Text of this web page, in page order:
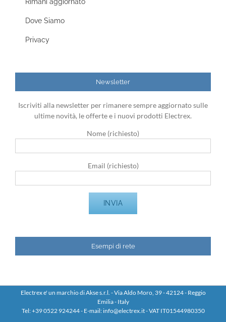
Dove Siamo
Privacy
Newsletter
Iscriviti alla newsletter per rimanere sempre aggiornato sulle
ultime novità, le offerte e i nuovi prodotti Electrex.
Nome (richiesto)
Email (richiesto)
Esempi di rete
Electrex e' un marchio di Akse s.r.l. - Via Aldo Moro, 39 - 42124 - Reggio
Emilia - Italy
Tel: +39 0522 924244 - E-mail: info@electrex.it - VAT IT01544980350